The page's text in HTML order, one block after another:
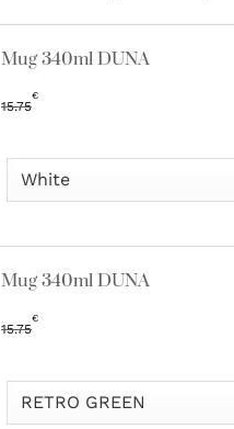
Mug 340ml DUNA
15.75
€
Mug 340ml DUNA
15.75
€